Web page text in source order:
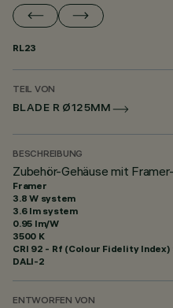
RL23
TEIL VON
BLADE R Ø125MM
BESCHREIBUNG
Zubehör-Gehäuse mit
Framer
3.8 W system
3.6 lm system
0.95 lm/W
3500 K
CRI 92 - Rf (Colour Fidelity Index)
DALI-2
ENTWORFEN VON